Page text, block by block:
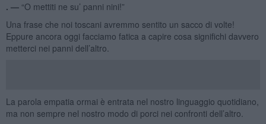
. — “O mettiti ne su’ panni nini!”
Una frase che noi toscani avremmo sentito un sacco di volte!
Eppure ancora oggi facciamo fatica a capire cosa significhi davvero
metterci nei panni dell’altro.
La parola empatia ormai è entrata nel nostro linguaggio quotidiano,
ma non sempre nel nostro modo di porci nei confronti dell’altro.